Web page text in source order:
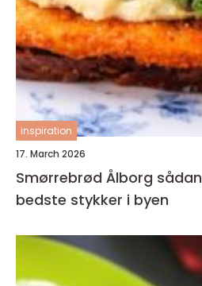
inspiration
17. March 2026
Smørrebrød Ålborg sådan finder du de
bedste stykker i byen